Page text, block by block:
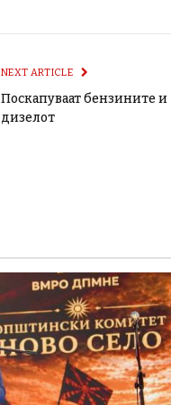
NEXT ARTICLE
Поскапуваат бензините и
дизелот